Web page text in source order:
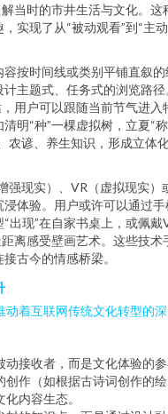
当时的市井生活与文化。这
实现了从“被动观看”到“主
容按时间线或类别平铺直叙
主题式、任务式的浏览路径
用户可以跟随当前节气进入
明“种”一棵虚拟树，立夏“称
农谚、养生知识，形成立体
强现实）、VR（虚拟现实）
体验。用户或许可以通过手
出现”在自家书桌上，或佩戴
离感受壁画艺术。这些技术
古今的情感桥梁。
着互联网传统文化转型的
动接收者，而是文化体验的
创作（如根据古诗词创作的绘
内容生态。